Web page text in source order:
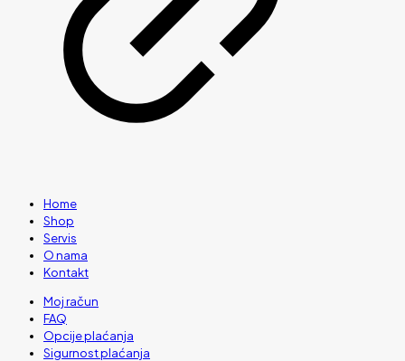
Home
Shop
Servis
O nama
Kontakt
Moj račun
FAQ
Opcije plaćanja
Sigurnost plaćanja